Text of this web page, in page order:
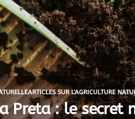
ARTICLES SUR L'AGRICULTURE
Preta : le secret